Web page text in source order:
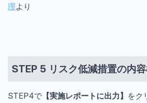
理より
STEP 5 リスク低減措置の内
STEP4で 【実施レポートに出力】 をク